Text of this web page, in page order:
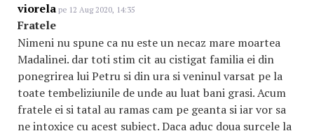
viorela pe 12 Aug 2020, 14:35
Fratele
Nimeni nu spune ca nu este un necaz mare moartea
Madalinei. dar toti stim cit au cistigat familia ei din
ponegrirea lui Petru si din ura si veninul varsat pe la
toate tembeliziunile de unde au luat bani grasi. Acum
fratele ei si tatal au ramas cam pe geanta si iar vor sa
ne intoxice cu acest subiect. Daca aduc doua surcele la